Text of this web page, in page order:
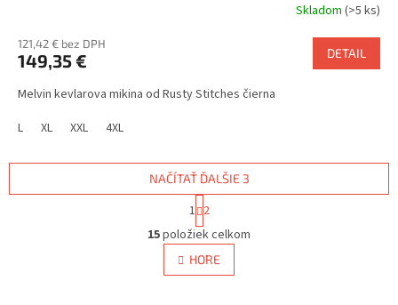
Skladom (>5 ks)
121,42 € bez DPH
149,35 € DETAIL
Melvin kevlarova mikina od Rusty Stitches čierna
L
XL XXL 4XL
O
v
l
á
NAČÍTAŤ ĎALŠIE 3
S
t
r
á
n
k
1 2
15položiek celkom
HORE